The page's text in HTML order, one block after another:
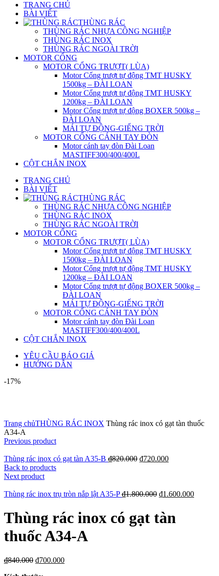
TRANG CHỦ
BÀI VIẾT
THÙNG RÁC
THÙNG RÁC NHỰA CÔNG NGHIỆP
THÙNG RÁC INOX
THÙNG RÁC NGOÀI TRỜI
MOTOR CỔNG
MOTOR CỔNG TRƯỢT( LÙA)
Motor Cổng trượt tự động TMT HUSKY
1500kg – ĐÀI LOAN
Motor Cổng trượt tự động TMT HUSKY
1200kg – ĐÀI LOAN
Motor Cổng trượt tự động BOXER 500kg –
ĐÀI LOAN
MÁI TỰ ĐỘNG-GIẾNG TRỜI
MOTOR CỔNG CÁNH TAY ĐÒN
Motor cánh tay đòn Đài Loan
MASTIFF300/400/400L
CỘT CHẮN INOX
TRANG CHỦ
BÀI VIẾT
THÙNG RÁC
THÙNG RÁC NHỰA CÔNG NGHIỆP
THÙNG RÁC INOX
THÙNG RÁC NGOÀI TRỜI
MOTOR CỔNG
MOTOR CỔNG TRƯỢT( LÙA)
Motor Cổng trượt tự động TMT HUSKY
1500kg – ĐÀI LOAN
Motor Cổng trượt tự động TMT HUSKY
1200kg – ĐÀI LOAN
Motor Cổng trượt tự động BOXER 500kg –
ĐÀI LOAN
MÁI TỰ ĐỘNG-GIẾNG TRỜI
MOTOR CỔNG CÁNH TAY ĐÒN
Motor cánh tay đòn Đài Loan
MASTIFF300/400/400L
CỘT CHẮN INOX
YÊU CẦU BÁO GIÁ
HƯỚNG DẪN
-17%
Trang chủTHÙNG RÁC INOX Thùng rác inox có gạt tàn thuốc
A34-A
Previous product
Thùng rác inox có gạt tàn A35-B ₫820.000 ₫720.000
Back to products
Next product
Thùng rác inox trụ tròn nắp lật A35-P₫1.800.000 ₫1.600.000
Thùng rác inox có gạt tàn
thuốc A34-A
₫840.000 ₫700.000